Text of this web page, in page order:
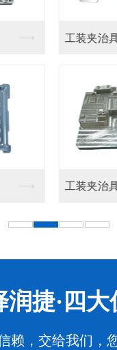
东莞精密
润捷·四大
赖，交给我们，